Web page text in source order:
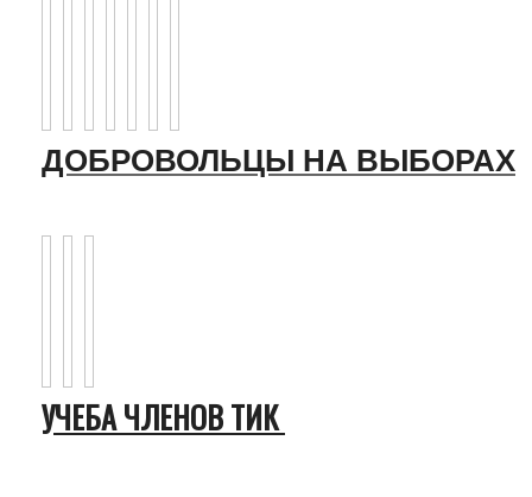
ДОБРОВОЛЬЦЫ НА ВЫБОРАХ
УЧЕБА ЧЛЕНОВ ТИК